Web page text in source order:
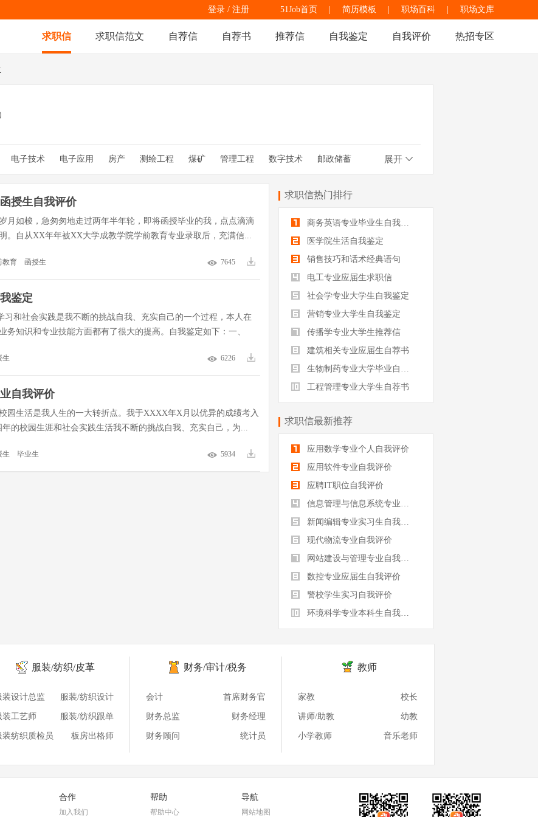
51Job首页 简历模板 职场百科 职场文库
登录 / 注册
求职信 求职信范文 自荐信 自荐书 推荐信 自我鉴定 自我评价 热招专区
电子技术 电子应用 房产 测绘工程 煤矿 管理工程 数字技术 邮政储蓄 展开
授生自我评价
月如梭，急匆匆地走过两年半年轮，即将函授毕业的我，点点滴滴
。自从XX年年被XX大学成教学院学前教育专业录取后，充满信...
教育 函授生 7645
鉴定
习和社会实践是我不断的挑战自我、充实自己的一个过程，本人在
务知识和专业技能方面都有了很大的提高。自我鉴定如下：一、
生 6226
自我评价
园生活是我人生的一大转折点。我于XXXX年X月以优异的成绩考入
的校园生涯和社会实践生活我不断的挑战自我、充实自己，为...
生 毕业生 5934
求职信热门排行
商务英语专业毕业生自我鉴定
医学院生活自我鉴定
销售技巧和话术经典语句
电工专业应届生求职信
社会学专业大学生自我鉴定
营销专业大学生自我鉴定
传播学专业大学生推荐信
建筑相关专业应届生自荐书
生物制药专业大学毕业自我评价
工程管理专业大学生自荐书
求职信最新推荐
应用数学专业个人自我评价
应用软件专业自我评价
应聘IT职位自我评价
信息管理与信息系统专业自我评价
新闻编辑专业实习生自我评价
现代物流专业自我评价
网站建设与管理专业自我评价
数控专业应届生自我评价
警校学生实习自我评价
环境科学专业本科生自我评价
服装/纺织/皮革
装设计总监 服装/纺织设计
装工艺师 服装/纺织跟单
装纺织质检员 板房出格师
财务/审计/税务
会计 首席财务官
财务总监 财务经理
财务顾问 统计员
教师
家教 校长
讲师/助教 幼教
小学教师 音乐老师
合作
加入我们
帮助
帮助中心
导航
网站地图